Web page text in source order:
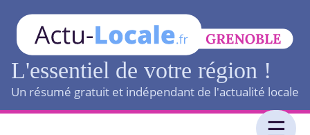
L'essentiel de votre région !
Un résumé gratuit et indépendant de l'actualité locale